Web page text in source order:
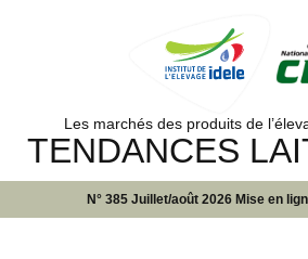
Les marchés des produits de
TENDANCES
N° 385 Juillet/août 2026 Mise en